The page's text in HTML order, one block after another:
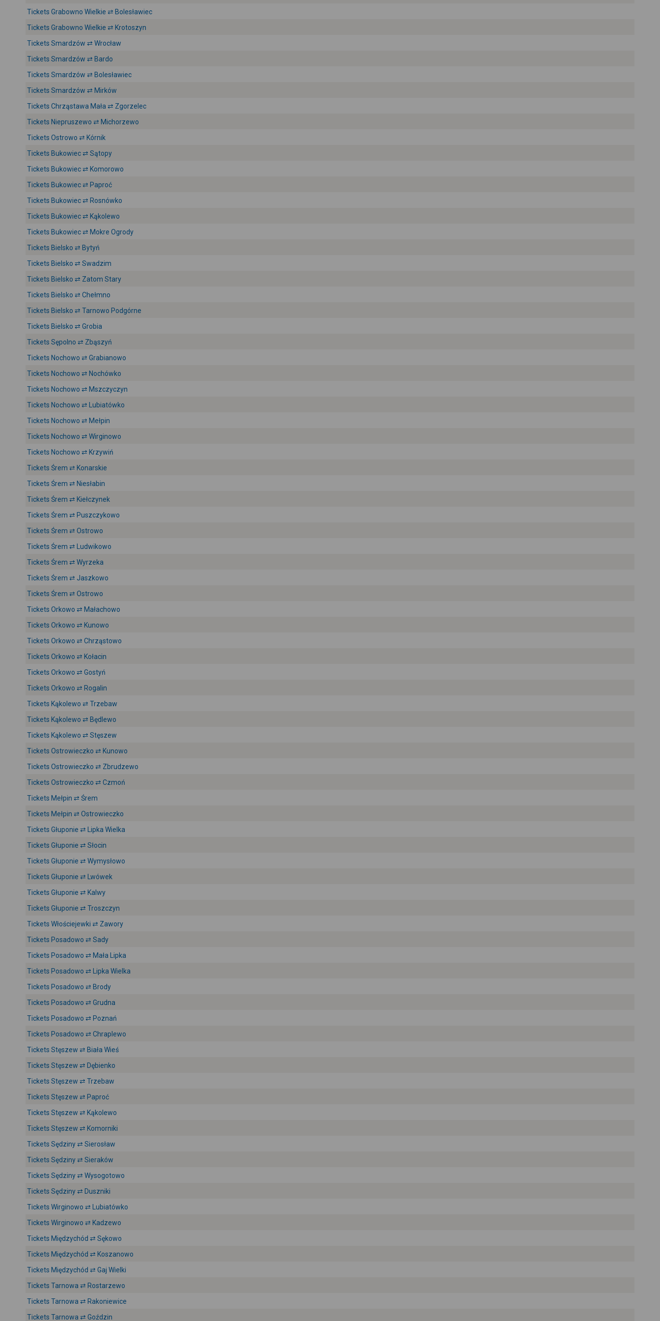
Tickets Grabowno Wielkie ⇄ Bolesławiec
Tickets Grabowno Wielkie ⇄ Krotoszyn
Tickets Smardzów ⇄ Wrocław
Tickets Smardzów ⇄ Bardo
Tickets Smardzów ⇄ Bolesławiec
Tickets Smardzów ⇄ Mirków
Tickets Chrząstawa Mała ⇄ Zgorzelec
Tickets Niepruszewo ⇄ Michorzewo
Tickets Ostrowo ⇄ Kórnik
Tickets Bukowiec ⇄ Sątopy
Tickets Bukowiec ⇄ Komorowo
Tickets Bukowiec ⇄ Paproć
Tickets Bukowiec ⇄ Rosnówko
Tickets Bukowiec ⇄ Kąkolewo
Tickets Bukowiec ⇄ Mokre Ogrody
Tickets Bielsko ⇄ Bytyń
Tickets Bielsko ⇄ Swadzim
Tickets Bielsko ⇄ Zatom Stary
Tickets Bielsko ⇄ Chełmno
Tickets Bielsko ⇄ Tarnowo Podgórne
Tickets Bielsko ⇄ Grobia
Tickets Sępolno ⇄ Zbąszyń
Tickets Nochowo ⇄ Grabianowo
Tickets Nochowo ⇄ Nochówko
Tickets Nochowo ⇄ Mszczyczyn
Tickets Nochowo ⇄ Lubiatówko
Tickets Nochowo ⇄ Mełpin
Tickets Nochowo ⇄ Wirginowo
Tickets Nochowo ⇄ Krzywiń
Tickets Śrem ⇄ Konarskie
Tickets Śrem ⇄ Niesłabin
Tickets Śrem ⇄ Kiełczynek
Tickets Śrem ⇄ Puszczykowo
Tickets Śrem ⇄ Ostrowo
Tickets Śrem ⇄ Ludwikowo
Tickets Śrem ⇄ Wyrzeka
Tickets Śrem ⇄ Jaszkowo
Tickets Śrem ⇄ Ostrowo
Tickets Orkowo ⇄ Małachowo
Tickets Orkowo ⇄ Kunowo
Tickets Orkowo ⇄ Chrząstowo
Tickets Orkowo ⇄ Kołacin
Tickets Orkowo ⇄ Gostyń
Tickets Orkowo ⇄ Rogalin
Tickets Kąkolewo ⇄ Trzebaw
Tickets Kąkolewo ⇄ Będlewo
Tickets Kąkolewo ⇄ Stęszew
Tickets Ostrowieczko ⇄ Kunowo
Tickets Ostrowieczko ⇄ Zbrudzewo
Tickets Ostrowieczko ⇄ Czmoń
Tickets Mełpin ⇄ Śrem
Tickets Mełpin ⇄ Ostrowieczko
Tickets Głuponie ⇄ Lipka Wielka
Tickets Głuponie ⇄ Słocin
Tickets Głuponie ⇄ Wymysłowo
Tickets Głuponie ⇄ Lwówek
Tickets Głuponie ⇄ Kalwy
Tickets Głuponie ⇄ Troszczyn
Tickets Włościejewki ⇄ Zawory
Tickets Posadowo ⇄ Sady
Tickets Posadowo ⇄ Mała Lipka
Tickets Posadowo ⇄ Lipka Wielka
Tickets Posadowo ⇄ Brody
Tickets Posadowo ⇄ Grudna
Tickets Posadowo ⇄ Poznań
Tickets Posadowo ⇄ Chraplewo
Tickets Stęszew ⇄ Biała Wieś
Tickets Stęszew ⇄ Dębienko
Tickets Stęszew ⇄ Trzebaw
Tickets Stęszew ⇄ Paproć
Tickets Stęszew ⇄ Kąkolewo
Tickets Stęszew ⇄ Komorniki
Tickets Sędziny ⇄ Sierosław
Tickets Sędziny ⇄ Sieraków
Tickets Sędziny ⇄ Wysogotowo
Tickets Sędziny ⇄ Duszniki
Tickets Wirginowo ⇄ Lubiatówko
Tickets Wirginowo ⇄ Kadzewo
Tickets Międzychód ⇄ Sękowo
Tickets Międzychód ⇄ Koszanowo
Tickets Międzychód ⇄ Gaj Wielki
Tickets Tarnowa ⇄ Rostarzewo
Tickets Tarnowa ⇄ Rakoniewice
Tickets Tarnowa ⇄ Goździn